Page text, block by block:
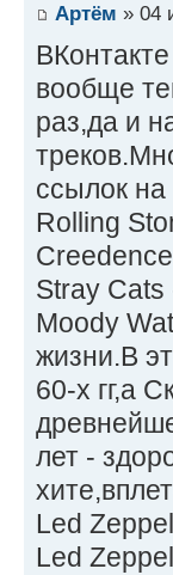
Артём » 04
вообще
раз,да и
ссылок на
Rolling
Stray Сats
Moody
жизни.В
60-х гг,а
лет -
Led
Led